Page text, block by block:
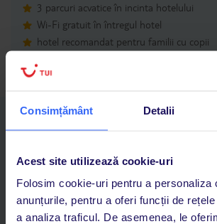
Consimțământ Detalii
Acest site utilizează cookie-uri
Folosim cookie-uri pentru a personaliza
anunțurile, pentru a oferi funcții de
a analiza traficul. De asemenea, le
3 parcuri acvatice în incinta hotelului
Wi-Fi gratuit în întregul hotel
hotel recomandat pentru familii cu copii
Descarcă acum aplicația TUI
Adaugi la favorite vacanțele care îți plac și
singură aplicație
Asistență 24/7 prin chat, pe toată durata